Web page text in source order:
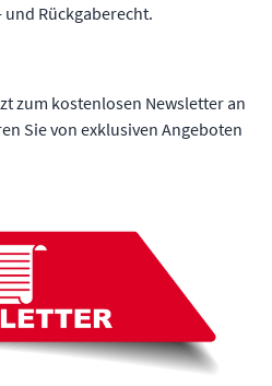
und Rückgaberecht.
zum kostenlosen Newsletter an
Sie von exklusiven Angeboten